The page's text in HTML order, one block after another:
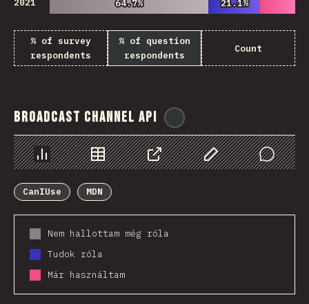
2021 64.7%
64.7% 21.1%
21.1%
% of survey
respondents
% of question
respondents
Count
Broadcast Channel API
Diagramok Adatok MegosztásCustomize Data
Comments
CanIUse
MDN
Nem hallottam még róla
Tudok róla
Már használtam